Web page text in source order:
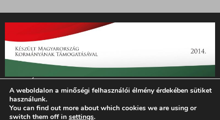
„Az Új Ember katolikus hetilap 2014. évi működésének
támogatását az EGYH-KCP-14-P-0121 sz. támogatási
szerződés keretében 3 000 000 Ft összegben támogatta az
Emberi Erőforrások Minisztériuma.”
A weboldalon a minőségi felhasználói élmény érdekében sütiket
használunk.
You can find out more about which cookies we are using or
switch them off in settings.